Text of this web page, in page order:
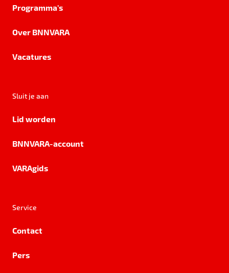
Programma's
Over BNNVARA
Vacatures
Sluit je aan
Lid worden
BNNVARA-account
VARAgids
Service
Contact
Pers